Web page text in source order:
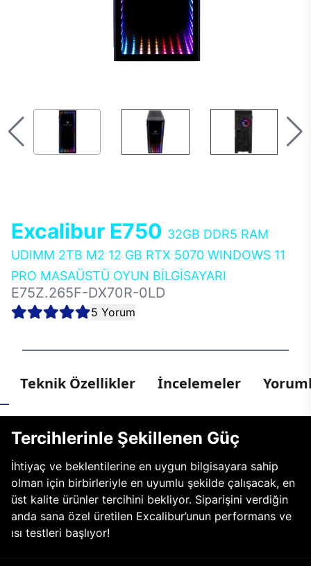
Excalibur E750 32GB DDR5 RAM
UDIMM 2TB M2 12 GB RTX 5070 WINDOWS 11
PRO MASAÜSTÜ OYUN BİLGİSAYARI
E75Z.265F-DX70R-0LD
5 Yorum
Teknik Özellikler İncelemeler
Tercihlerinle Şekillenen Güç
İhtiyaç ve beklentilerine en uygun bilgisayara sahip
olman için birbirleriyle en uyumlu şekilde çalışacak, en
üst kalite ürünler tercihini bekliyor. Siparişini verdiğin
anda sana özel üretilen Excalibur’unun performans ve
ısı testleri başlıyor!